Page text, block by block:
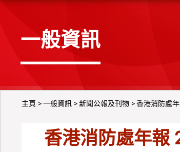
一般資訊
主頁 一般資訊 新聞公報及刊物 香港消防處
香港消防處年報